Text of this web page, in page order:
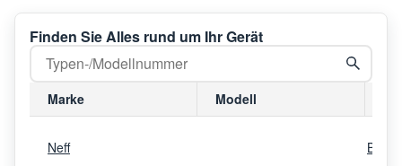
Finden Sie Alles rund um Ihr Gerät
Marke Modell
Neff